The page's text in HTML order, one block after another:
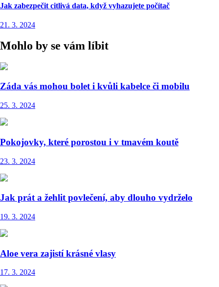
Jak zabezpečit citlivá data, když vyhazujete počítač
21. 3. 2024
Mohlo by se vám líbit
Záda vás mohou bolet i kvůli kabelce či mobilu
25. 3. 2024
Pokojovky, které porostou i v tmavém koutě
23. 3. 2024
Jak prát a žehlit povlečení, aby dlouho vydrželo
19. 3. 2024
Aloe vera zajistí krásné vlasy
17. 3. 2024